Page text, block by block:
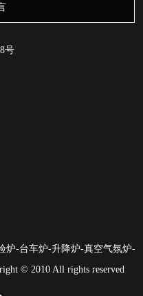
号
炉-台车炉-升降炉-真空气氛炉-
© 2010 All rights reserved